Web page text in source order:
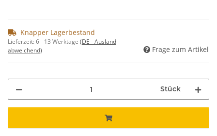
Knapper Lagerbestand
Lieferzeit:6 - 13 Werktage (DE - Ausland
abweichend)
Frage zum Artikel
Stück